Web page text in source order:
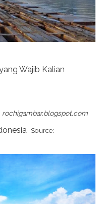
rochigambar.blogspot.com
Source: